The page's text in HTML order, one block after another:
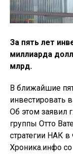
За пять лет
миллиарда
млрд.
В ближайшие
инвестировать
Об этом заявил
группы Отто
стратегии НАК в
Хроника.инфо